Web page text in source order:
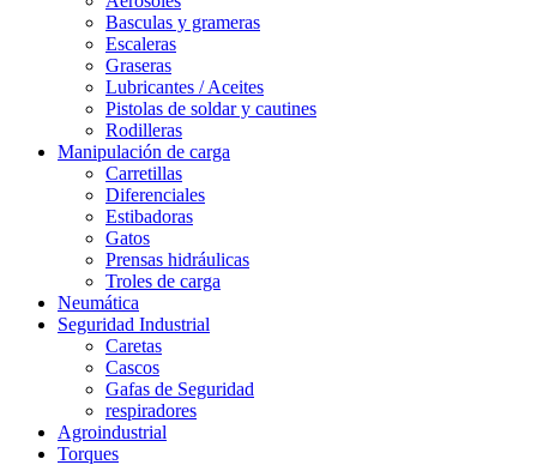
Basculas y grameras
Escaleras
Graseras
Lubricantes / Aceites
Pistolas de soldar y cautines
Rodilleras
Manipulación de carga
Carretillas
Diferenciales
Estibadoras
Gatos
Prensas hidráulicas
Troles de carga
Neumática
Seguridad Industrial
Caretas
Cascos
Gafas de Seguridad
respiradores
Agroindustrial
Torques